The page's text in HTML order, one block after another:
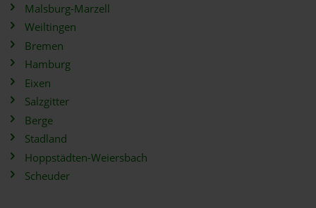
Malsburg-Marzell
Weiltingen
Bremen
Hamburg
Eixen
Salzgitter
Berge
Stadland
Hoppstädten-Weiersbach
Scheuder